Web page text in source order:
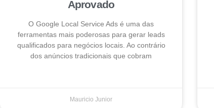
Aprovado
O Google Local Service Ads é uma das
ferramentas mais poderosas para gerar leads
qualificados para negócios locais. Ao contrário
dos anúncios tradicionais que cobram
Mauricio Junior